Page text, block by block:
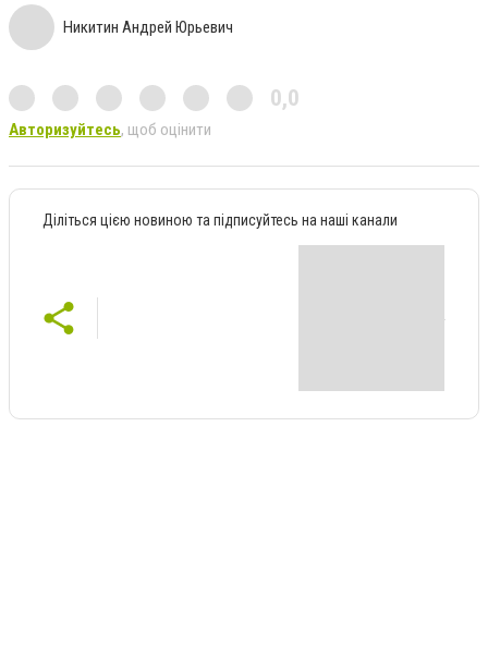
Никитин Андрей Юрьевич
0,0
Авторизуйтесь, щоб оцінити
Діліться цією новиною та підписуйтесь на наші канали